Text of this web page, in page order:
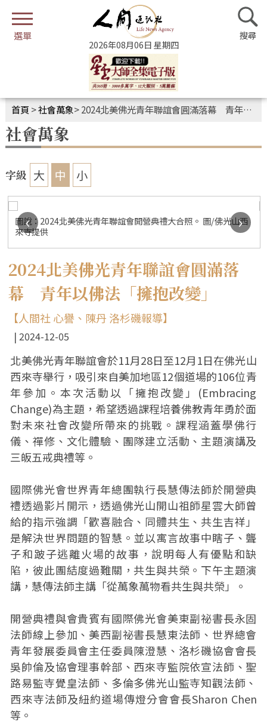
2026年08月06日 星期四
首頁 >社會萬象>2024北美佛光青年聯誼會圓滿落幕 青年以佛法「擁抱改變」
社會萬象
字級 大 中 小
圖說：2024北美佛光青年聯誼會開營典禮大合照。 圖/佛光山西
來寺提供
‹ ›
2024北美佛光青年聯誼會圓滿落
幕 青年以佛法「擁抱改變」
【人間社 心譽、陳丹 洛杉磯報導】
2024-12-05
北美佛光青年聯誼會於11月28日至12月1日在佛光山
西來寺舉行，吸引來自美加地區12個道場的106位青
年參加。本次活動以「擁抱改變」(Embracing
Change)為主題，希望透過課程培養佛教青年勇於面
對未來社會改變所帶來的挑戰。課程涵蓋學佛行
儀、禪修、文化體驗、團隊建立活動、主題演講及
三皈五戒典禮等。
國際佛光會世界青年總團執行長慧傳法師於開營典
禮透過影片開示，透過佛光山開山祖師星雲大師曾
給的指示強調「歡喜融合、同體共生、共生吉祥」
是解決世界問題的智慧。並以寓言故事中瞎子、聾
子和跛子逃離火場的故事，說明每人有優點和缺
陷，彼此團結度過難關，共生與共榮。下午主題演
講，慧傳法師主講「從萬象萬物看共生與共榮」。
開營典禮與會貴賓有國際佛光會美東副祕書長永固
法師線上參加、美西副祕書長慧東法師、世界總會
青年發展委員會主任委員陳澄慧、洛杉磯協會會長
吳帥倫及協會理事幹部、西來寺監院依宣法師、聖
路易監寺覺皇法師、多倫多佛光山監寺知觀法師、
西來寺法師及紐約道場傳燈分會會長Sharon Chen
等。